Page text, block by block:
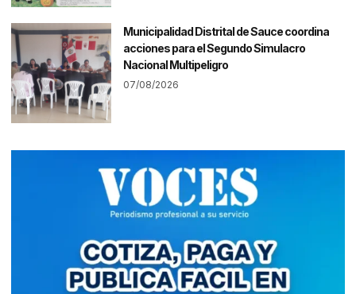
Municipalidad Distrital de Sauce coordina
acciones para el Segundo Simulacro
Nacional Multipeligro
07/08/2026